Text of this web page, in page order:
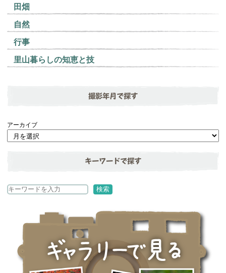
田畑
自然
行事
里山暮らしの知恵と技
撮影年月で探す
アーカイブ
キーワードで探す
検
検索